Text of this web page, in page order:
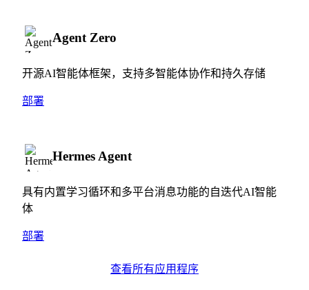
Agent Zero
开源AI智能体框架，支持多智能体协作和持久存储
部署
Hermes Agent
具有内置学习循环和多平台消息功能的自迭代AI智能
体
部署
查看所有应用程序